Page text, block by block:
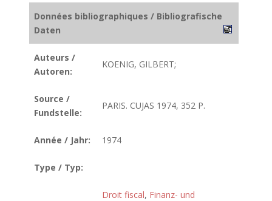
Données bibliographiques / Bibliografische
Daten
Auteurs /
Autoren:
KOENIG, GILBERT;
Source /
Fundstelle:
PARIS. CUJAS 1974, 352 P.
Année / Jahr: 1974
Type / Typ:
Droit fiscal, Finanz- und